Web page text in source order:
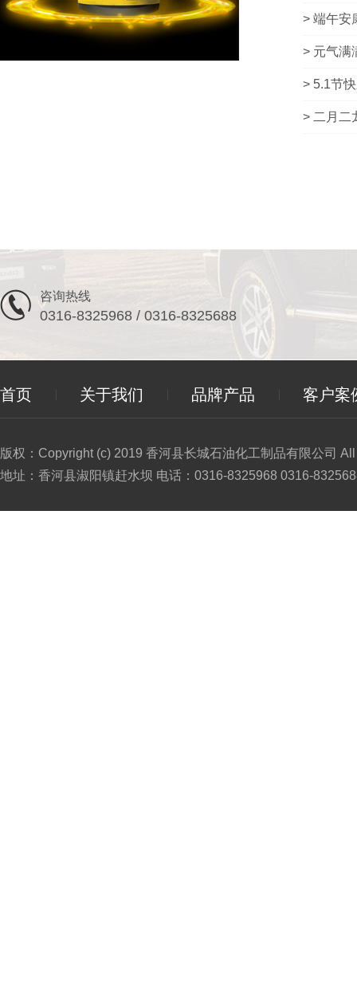
> 端午安
> 元气满
> 5.1节
> 二月二
咨询热线
0316-8325968 / 0316-8325688
首页 关于我们 品牌产品 客户案
版权：Copyright (c) 2019 香河县长城石油化工制品有限公司
地址：香河县淑阳镇赶水坝 电话：0316-8325968 0316-